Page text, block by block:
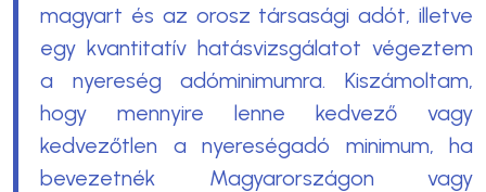
magyart és az orosz társasági adót, illetve
egy kvantitatív hatásvizsgálatot végeztem
a nyereség adóminimumra. Kiszámoltam,
hogy mennyire lenne kedvező vagy
kedvezőtlen a nyereségadó minimum, ha
bevezetnék Magyarországon vagy